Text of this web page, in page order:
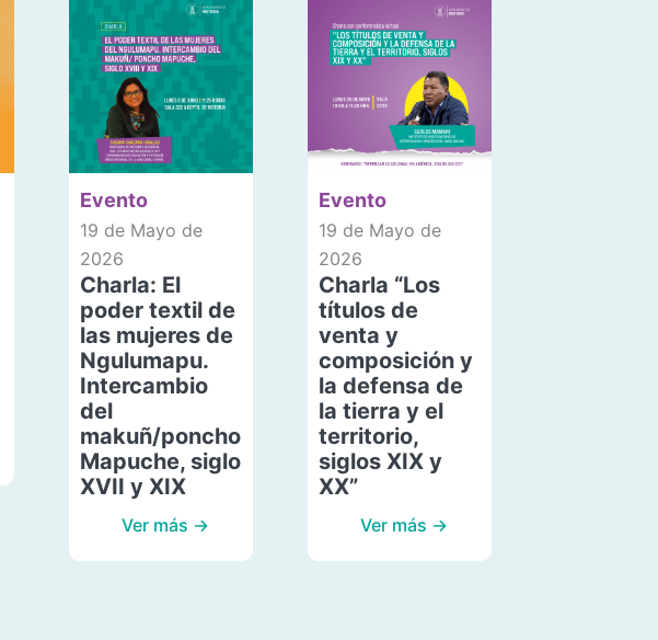
Evento
19 de Mayo de
2026
Charla: El
poder textil de
las mujeres de
Ngulumapu.
Intercambio
del
makuñ/poncho
Mapuche, siglo
XVII y XIX
Ver más →
Evento
19 de Mayo de
2026
Charla “Los
títulos de
venta y
composición y
la defensa de
la tierra y el
territorio,
siglos XIX y
XX”
Ver más →